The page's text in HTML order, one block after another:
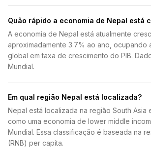
Quão rápido a economia de Nepal está
A economia de Nepal está atualmente
aproximadamente 3.7% ao ano, ocupando
global em taxa de crescimento do PIB.
Mundial.
Em qual região Nepal está localizada?
Nepal está localizada na região South Asia
como uma economia de lower middle
Mundial. Essa classificação é baseada na
(RNB) per capita.